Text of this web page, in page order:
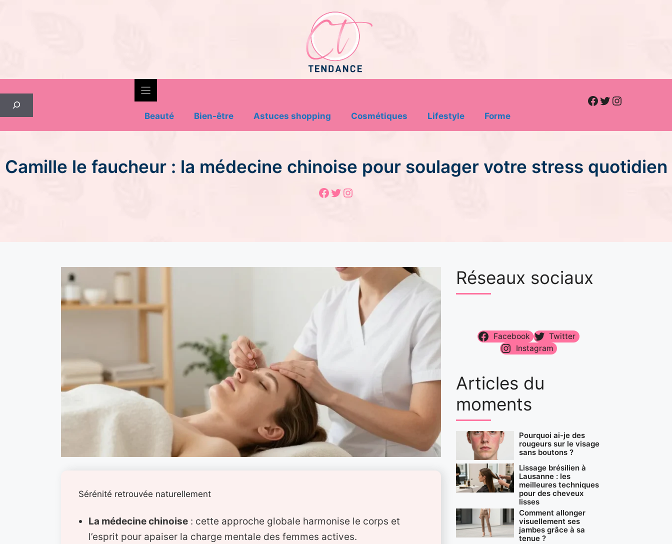
Beauté
Bien-être Astuces shopping Cosmétiques Lifestyle Forme
Facebook
Twitter
Instagram
Camille le faucheur : la médecine chinoise pour soulager votre stress quotidien
Facebook
Twitter
Instagram
Sérénité retrouvée naturellement
La médecine chinoise : cette approche globale harmonise le corps et
l’esprit pour apaiser la charge mentale des femmes actives.
Réseaux sociaux
Facebook
Twitter
Instagram
Articles du
moments
Pourquoi ai-je des
rougeurs sur le visage
sans boutons ?
Lissage brésilien à
Lausanne : les
meilleures techniques
pour des cheveux
lisses
Comment allonger
visuellement ses
jambes grâce à sa
tenue ?